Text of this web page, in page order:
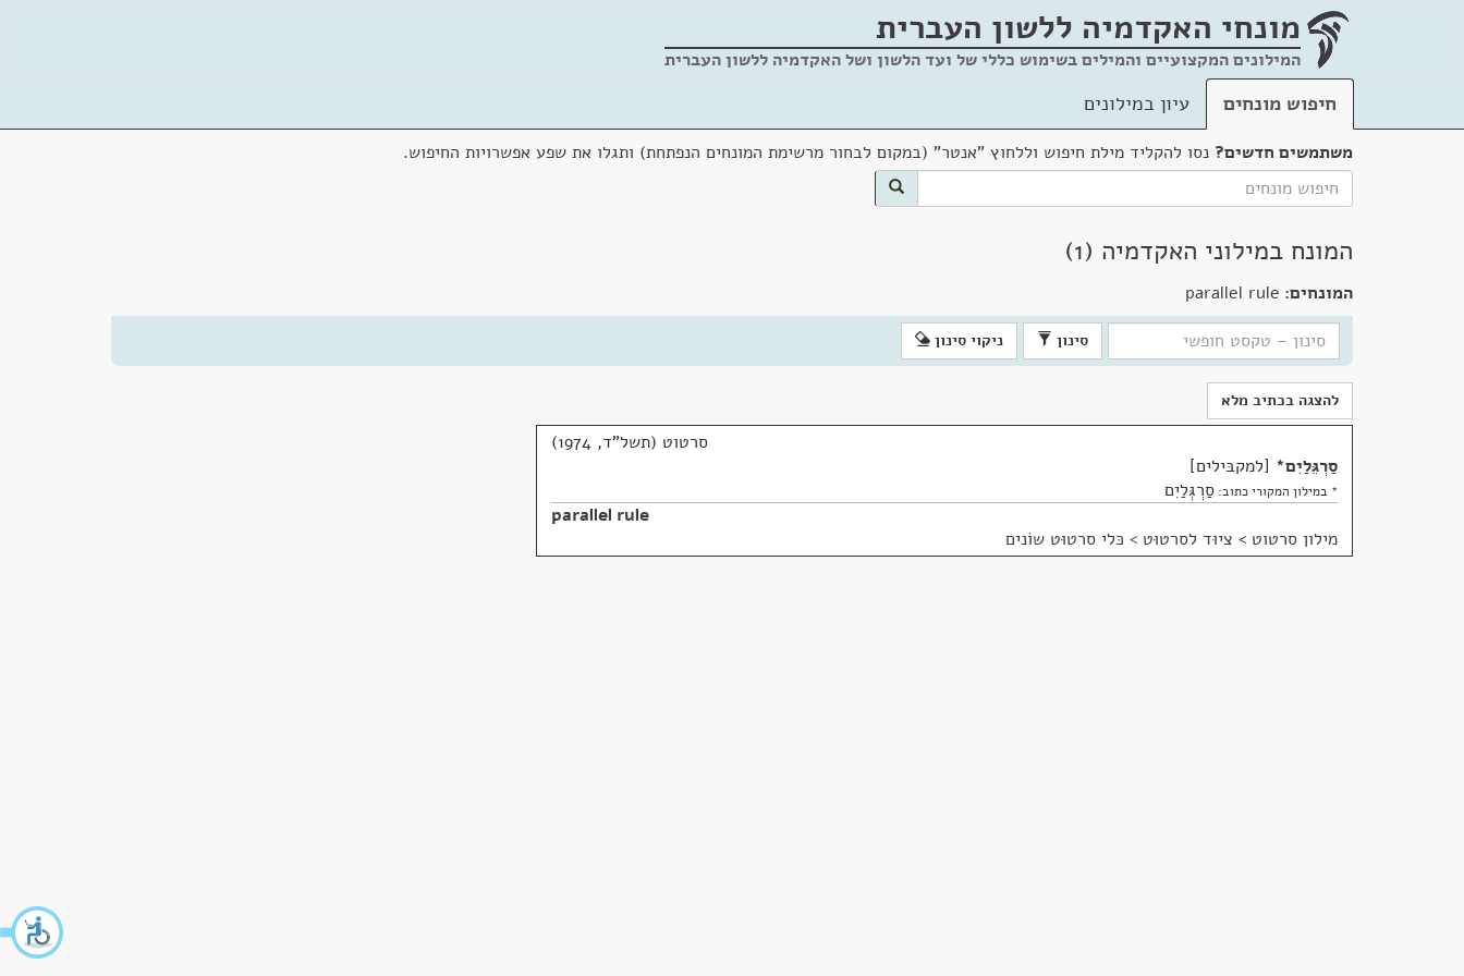
מונחי האקדמיה ללשון העברית
המילונים המקצועיים והמילים בשימוש כללי של ועד הלשון ושל האקדמיה ללשון העברית
חיפוש מונחים עיון במילונים
משתמשים חדשים? נסו להקליד מילת חיפוש וללחוץ "אנטר" (במקום לבחור מרשימת המונחים הנפתחת) ותגלו את שפע אפשרויות החיפוש.
המונח במילוני האקדמיה (1)
המונחים: parallel rule
סינון ניקוי סינון
להצגה בכתיב מלא
סרטוט (תשל"ד, 1974)
סַרְגֵּלַיִם* למקבּילים
* במילון המקורי כתוב: סַרְגְּלַיִם
parallel rule
מילון סרטוט > ציוּד לסרטוּט > כּלי סרטוּט שוֹנים